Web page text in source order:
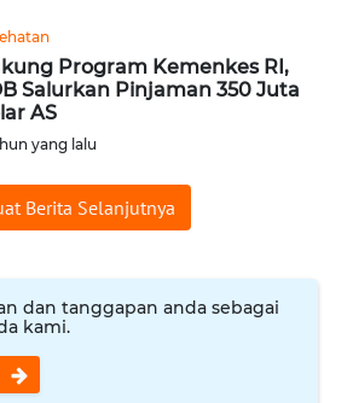
Program Kemenkes RI,
Salurkan Pinjaman 350 Juta
AS
yang lalu
Berita Selanjutnya
dan tanggapan anda sebagai
kami.